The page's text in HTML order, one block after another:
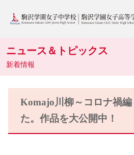
ニュース＆トピックス
新着情報
Komajo川柳～コロナ禍
た。作品を大公開中！